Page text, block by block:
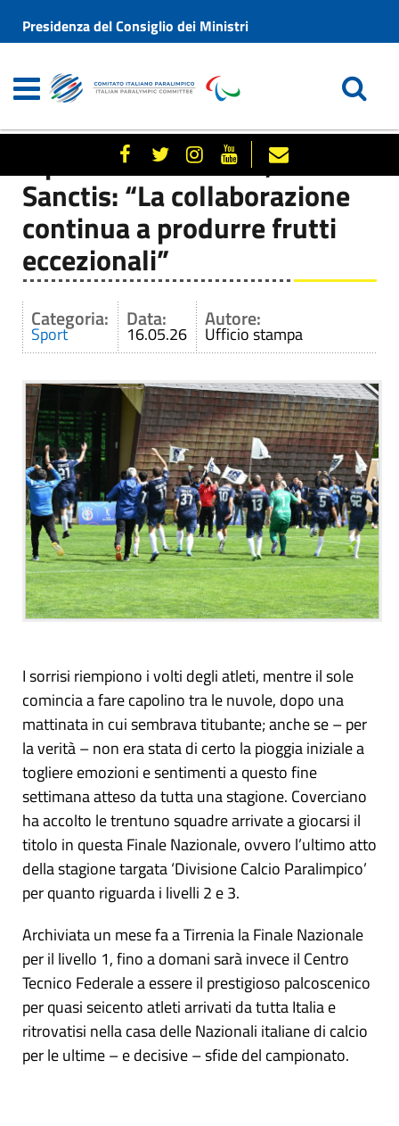
Presidenza del Consiglio dei Ministri
Il presidente del CIP, De
Sanctis: “La collaborazione
continua a produrre frutti
eccezionali”
Categoria:
Sport
Data:
16.05.26
Autore:
Ufficio stampa
I sorrisi riempiono i volti degli atleti, mentre il sole
comincia a fare capolino tra le nuvole, dopo una
mattinata in cui sembrava titubante; anche se – per
la verità – non era stata di certo la pioggia iniziale a
togliere emozioni e sentimenti a questo fine
settimana atteso da tutta una stagione. Coverciano
ha accolto le trentuno squadre arrivate a giocarsi il
titolo in questa Finale Nazionale, ovvero l’ultimo atto
della stagione targata ‘Divisione Calcio Paralimpico’
per quanto riguarda i livelli 2 e 3.
Archiviata un mese fa a Tirrenia la Finale Nazionale
per il livello 1, fino a domani sarà invece il Centro
Tecnico Federale a essere il prestigioso palcoscenico
per quasi seicento atleti arrivati da tutta Italia e
ritrovatisi nella casa delle Nazionali italiane di calcio
per le ultime – e decisive – sfide del campionato.